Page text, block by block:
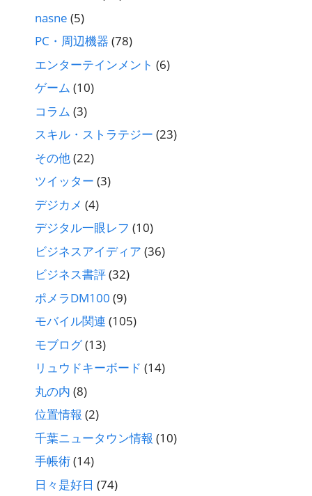
nasne (5)
PC・周辺機器 (78)
エンターテインメント (6)
ゲーム (10)
コラム (3)
スキル・ストラテジー (23)
その他(22)
ツイッター (3)
デジカメ (4)
デジタル一眼レフ (10)
ビジネスアイディア (36)
ビジネス書評(32)
ポメラDM100 (9)
モバイル関連 (105)
モブログ(13)
リュウドキーボード (14)
丸の内 (8)
位置情報 (2)
千葉ニュータウン情報 (10)
手帳術(14)
日々是好日 (74)